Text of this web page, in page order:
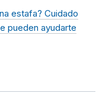
estafa? Cuidado
pueden ayudarte